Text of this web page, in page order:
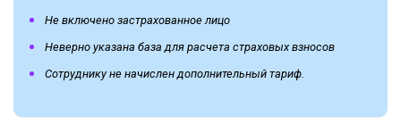
Не включено застрахованное лицо
Неверно указана база для расчета страховых взносов
Сотруднику не начислен дополнительный тариф.